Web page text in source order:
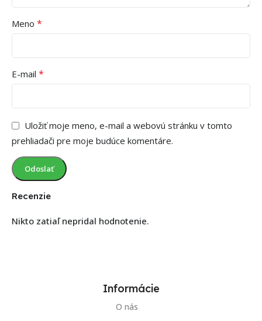
Recenzie
Nikto zatiaľ nepridal hodnotenie.
Meno *
E-mail *
Uložiť moje meno, e-mail a webovú stránku v tomto
prehliadači pre moje budúce komentáre.
Informácie
O nás